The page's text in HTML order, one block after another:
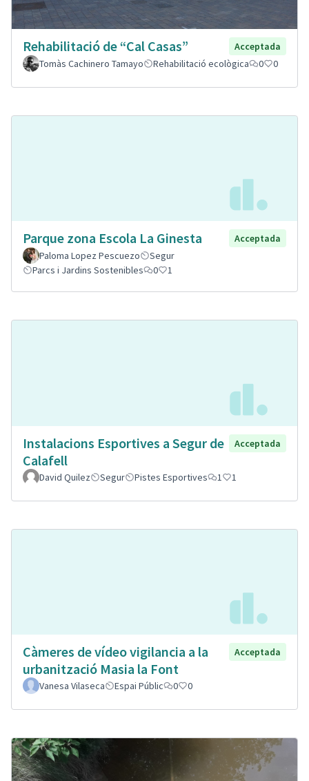
Rehabilitació de “Cal Casas”
Acceptada
Tomàs Cachinero Tamayo
Rehabilitació ecològica 0 0
Parque zona Escola La Ginesta
Acceptada
Paloma Lopez Pescuezo
Segur
Parcs i Jardins Sostenibles
0 1
Instalacions Esportives a Segur de
Calafell
Acceptada
David Quilez Segur Pistes Esportives 1 1
Càmeres de vídeo vigilancia a la
urbanització Masia la Font
Acceptada
Vanesa Vilaseca Espai Públic 0 0